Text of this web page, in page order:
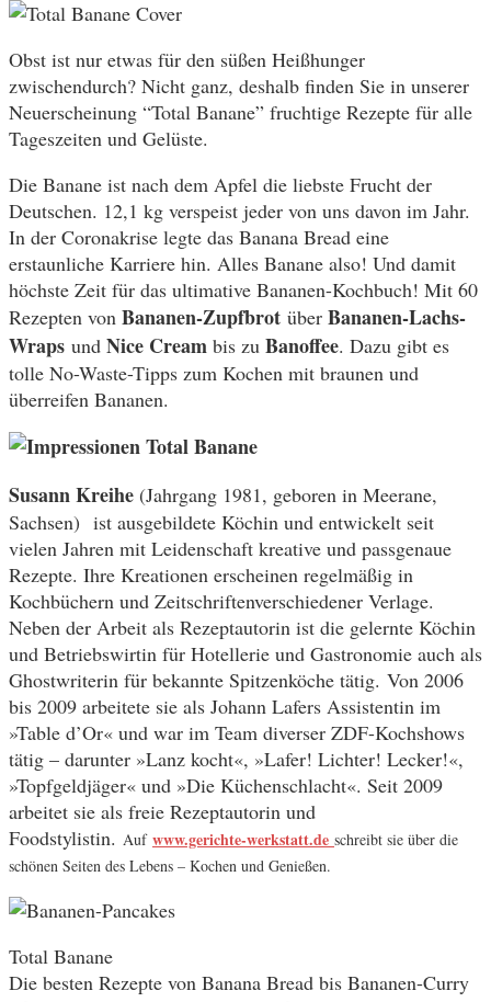
Obst ist nur etwas für den süßen Heißhunger
zwischendurch? Nicht ganz, deshalb finden Sie in unserer
Neuerscheinung “Total Banane” fruchtige Rezepte für alle
Tageszeiten und Gelüste.
Die Banane ist nach dem Apfel die liebste Frucht der
Deutschen. 12,1 kg verspeist jeder von uns davon im Jahr.
In der Coronakrise legte das Banana Bread eine
erstaunliche Karriere hin. Alles Banane also! Und damit
höchste Zeit für das ultimative Bananen-Kochbuch! Mit 60
Rezepten von Bananen-Zupfbrot über Bananen-Lachs-
Wraps und Nice Cream bis zu Banoffee. Dazu gibt es
tolle No-Waste-Tipps zum Kochen mit braunen und
überreifen Bananen.
Susann Kreihe (Jahrgang 1981, geboren in Meerane,
Sachsen) ist ausgebildete Köchin und entwickelt seit
vielen Jahren mit Leidenschaft kreative und passgenaue
Rezepte. Ihre Kreationen erscheinen regelmäßig in
Kochbüchern und Zeitschriftenverschiedener Verlage.
Neben der Arbeit als Rezeptautorin ist die gelernte Köchin
und Betriebswirtin für Hotellerie und Gastronomie auch als
Ghostwriterin für bekannte Spitzenköche tätig. Von 2006
bis 2009 arbeitete sie als Johann Lafers Assistentin im
»Table d’Or« und war im Team diverser ZDF-Kochshows
tätig – darunter »Lanz kocht«, »Lafer! Lichter! Lecker!«,
»Topfgeldjäger« und »Die Küchenschlacht«. Seit 2009
arbeitet sie als freie Rezeptautorin und
Foodstylistin. Auf www.gerichte-werkstatt.de schreibt sie über die
schönen Seiten des Lebens – Kochen und Genießen.
Total Banane
Die besten Rezepte von Banana Bread bis Bananen-Curry